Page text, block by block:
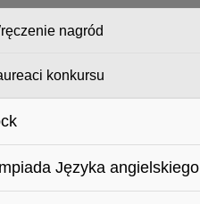
nagród
konkursu
Języka angielskiego